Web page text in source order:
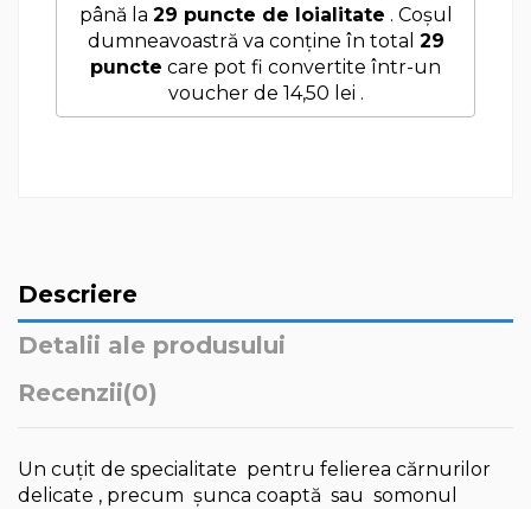
până la 29 puncte de loialitate . Coșul
dumneavoastră va conține în total 29
puncte care pot fi convertite într-un
voucher de 14,50 lei .
Descriere
Detalii ale produsului
Recenzii(0)
Un cuțit de specialitate pentru felierea cărnurilor
delicate , precum șunca coaptă sau somonul